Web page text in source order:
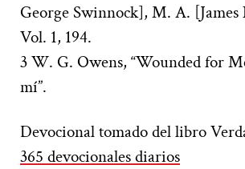
George Swinnock], M. A. [James
Vol. 1, 194.
3 W. G. Owens, “Wounded for
mí”.
Devocional tomado del libro
365 devocionales diarios